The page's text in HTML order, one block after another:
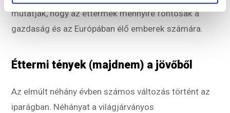
mutatják, hogy az éttermek mennyire fontosak a
gazdaság és az Európában élő emberek számára.
Éttermi tények (majdnem) a jövőből
Az elmúlt néhány évben számos változás történt az
iparágban. Néhányat a világjárványos